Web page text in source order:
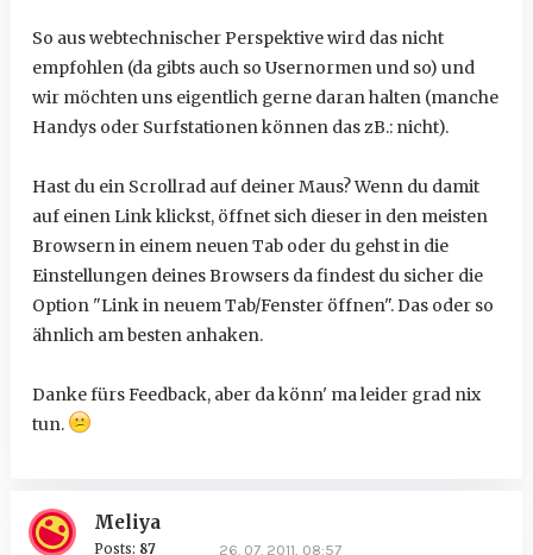
So aus webtechnischer Perspektive wird das nicht
empfohlen (da gibts auch so Usernormen und so) und
wir möchten uns eigentlich gerne daran halten (manche
Handys oder Surfstationen können das zB.: nicht).
Hast du ein Scrollrad auf deiner Maus? Wenn du damit
auf einen Link klickst, öffnet sich dieser in den meisten
Browsern in einem neuen Tab oder du gehst in die
Einstellungen deines Browsers da findest du sicher die
Option "Link in neuem Tab/Fenster öffnen". Das oder so
ähnlich am besten anhaken.
Danke fürs Feedback, aber da könn' ma leider grad nix
tun.
Meliya
Posts: 87 26. 07. 2011, 08:57